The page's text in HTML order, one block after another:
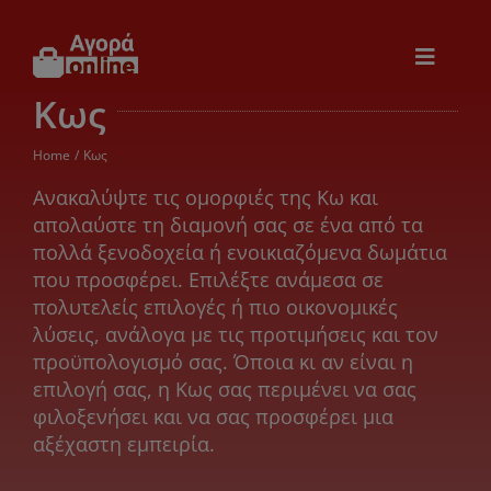
περιεχόμενο
Toggle
Εικόνα & Ήχος
Παιχνίδια
Θέρμανση – Ψύξη
Ηλεκτρονικά
Ξενοδοχεία
Κως
Home Κως
Ανακαλύψτε τις ομορφιές της Κω και
απολαύστε τη διαμονή σας σε ένα από τα
πολλά ξενοδοχεία ή ενοικιαζόμενα δωμάτια
που προσφέρει. Επιλέξτε ανάμεσα σε
πολυτελείς επιλογές ή πιο οικονομικές
λύσεις, ανάλογα με τις προτιμήσεις και τον
προϋπολογισμό σας. Όποια κι αν είναι η
επιλογή σας, η Κως σας περιμένει να σας
φιλοξενήσει και να σας προσφέρει μια
αξέχαστη εμπειρία.